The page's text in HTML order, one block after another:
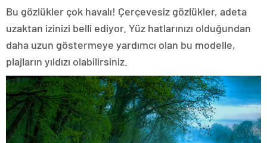
Bu gözlükler çok havalı! Çerçevesiz gözlükler, adeta
uzaktan izinizi belli ediyor. Yüz hatlarınızı olduğundan
daha uzun göstermeye yardımcı olan bu modelle,
plajların yıldızı olabilirsiniz.